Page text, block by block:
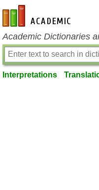
en-academic.com
Academic Dictionaries
Interpretations